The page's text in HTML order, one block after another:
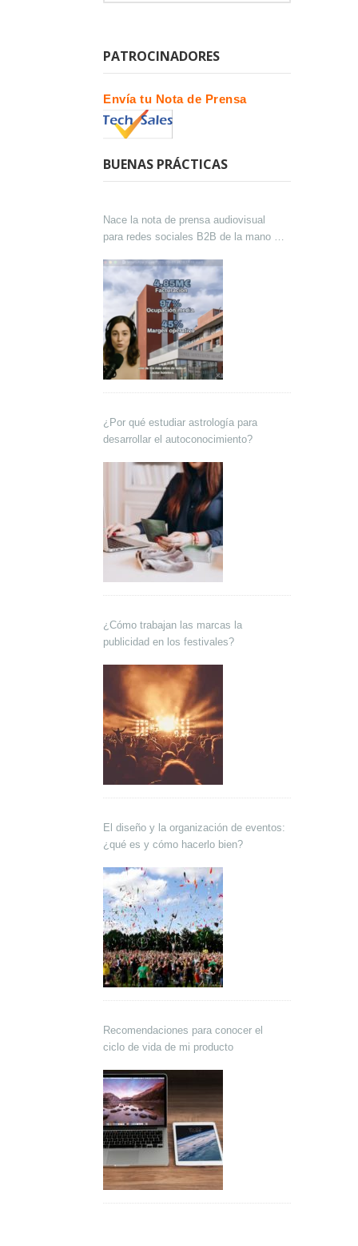
PATROCINADORES
Envía tu Nota de Prensa
BUENAS PRÁCTICAS
Nace la nota de prensa audiovisual
para redes sociales B2B de la mano de
¿Por qué estudiar astrología para
desarrollar el autoconocimiento?
¿Cómo trabajan las marcas la
publicidad en los festivales?
El diseño y la organización de eventos:
¿qué es y cómo hacerlo bien?
Recomendaciones para conocer el
ciclo de vida de mi producto